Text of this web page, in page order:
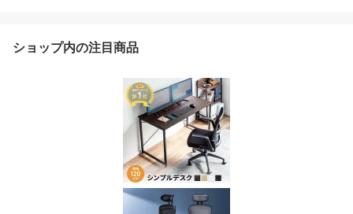
ショップ内の注目商品